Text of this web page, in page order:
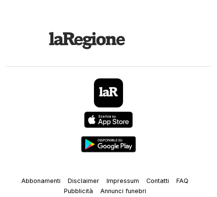
Abbonamenti Disclaimer Impressum Contatti
FAQ
Pubblicità
Annunci funebri